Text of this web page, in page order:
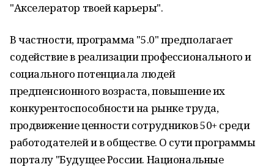
"Акселератор твоей карьеры".
В частности, программа "5.0" предполагает
содействие в реализации профессионального и
социального потенциала людей
предпенсионного возраста, повышение их
конкурентоспособности на рынке труда,
продвижение ценности сотрудников 50+ среди
работодателей и в обществе. О сути программы
порталу "Будущее России. Национальные